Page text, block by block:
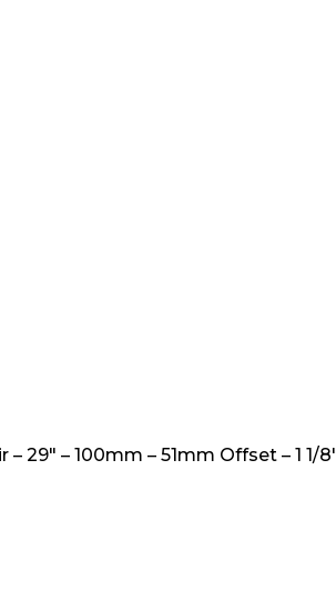
– 100mm – 51mm Offset – 1 1/